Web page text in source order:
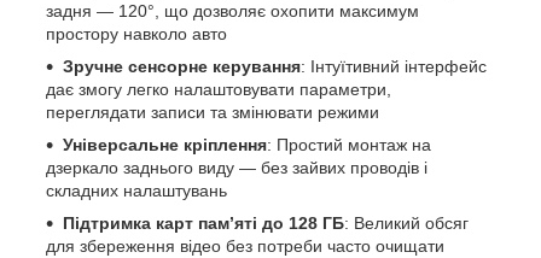
задня — 120°, що дозволяє охопити максимум
простору навколо авто
Зручне сенсорне керування: Інтуїтивний інтерфейс
дає змогу легко налаштовувати параметри,
переглядати записи та змінювати режими
Універсальне кріплення: Простий монтаж на
дзеркало заднього виду — без зайвих проводів і
складних налаштувань
Підтримка карт пам’яті до 128 ГБ: Великий обсяг
для збереження відео без потреби часто очищати